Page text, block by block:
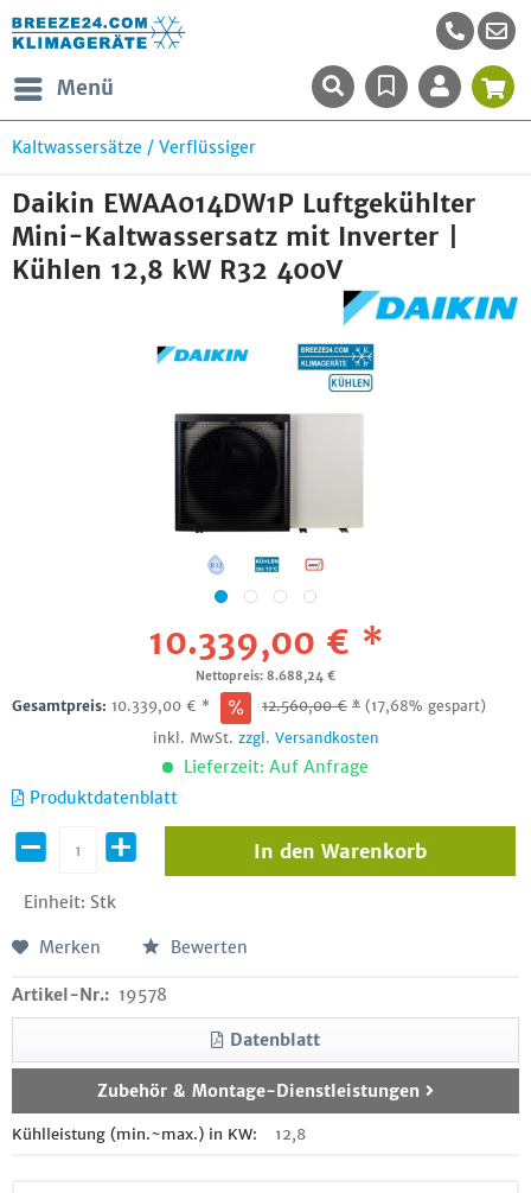
Menü
Kaltwassersätze / Verflüssiger
Daikin EWAA014DW1P Luftgekühlter
Mini-Kaltwassersatz mit Inverter |
Kühlen 12,8 kW R32 400V
10.339,00 € *
Nettopreis: 8.688,24 €
Gesamtpreis: 10.339,00 € * 12.560,00€ * (17,68% gespart)
inkl. MwSt. zzgl. Versandkosten
Lieferzeit: Auf Anfrage
Produktdatenblatt
Einheit: Stk
In den Warenkorb
Merken Bewerten
Artikel-Nr.: 19578
Datenblatt
Zubehör & Montage-Dienstleistungen
Kühlleistung (min.~max.) in KW: 12,8